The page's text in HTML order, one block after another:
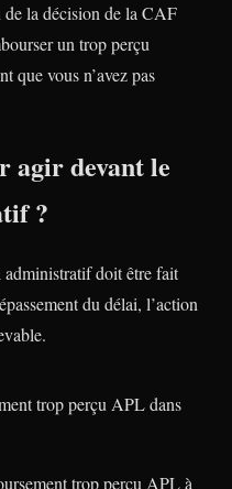
la décision de la CAF
un trop perçu
que vous n’avez pas
agir devant le
?
doit être fait
du délai, l’action
trop perçu APL dans
trop perçu APL à